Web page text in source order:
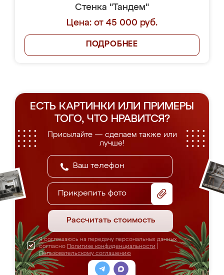
Стенка "Тандем"
Цена: от 45 000 руб.
ПОДРОБНЕЕ
ЕСТЬ КАРТИНКИ ИЛИ ПРИМЕРЫ
ТОГО, ЧТО НРАВИТСЯ?
Присылайте — сделаем также или
лучше!
Прикрепить фото
Рассчитать стоимость
Я соглашаюсь на передачу персональных данных
согласно Политике конфиденциальности
Пользовательскому соглашению